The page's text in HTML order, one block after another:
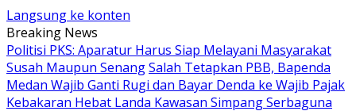
Langsung ke konten
Breaking News
Politisi PKS: Aparatur Harus Siap Melayani Masyarakat
Susah Maupun SenangSalah Tetapkan PBB, Bapenda
Medan Wajib Ganti Rugi dan Bayar Denda ke Wajib Pajak
Kebakaran Hebat Landa Kawasan Simpang Serbaguna